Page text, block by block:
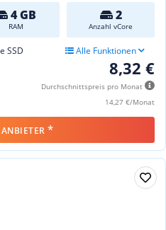
4 GB
RAM
2
Anzahl vCore
SSD Alle Funktionen
8,32 €
Durchschnittspreis pro Monat
14,27 €/Monat
*